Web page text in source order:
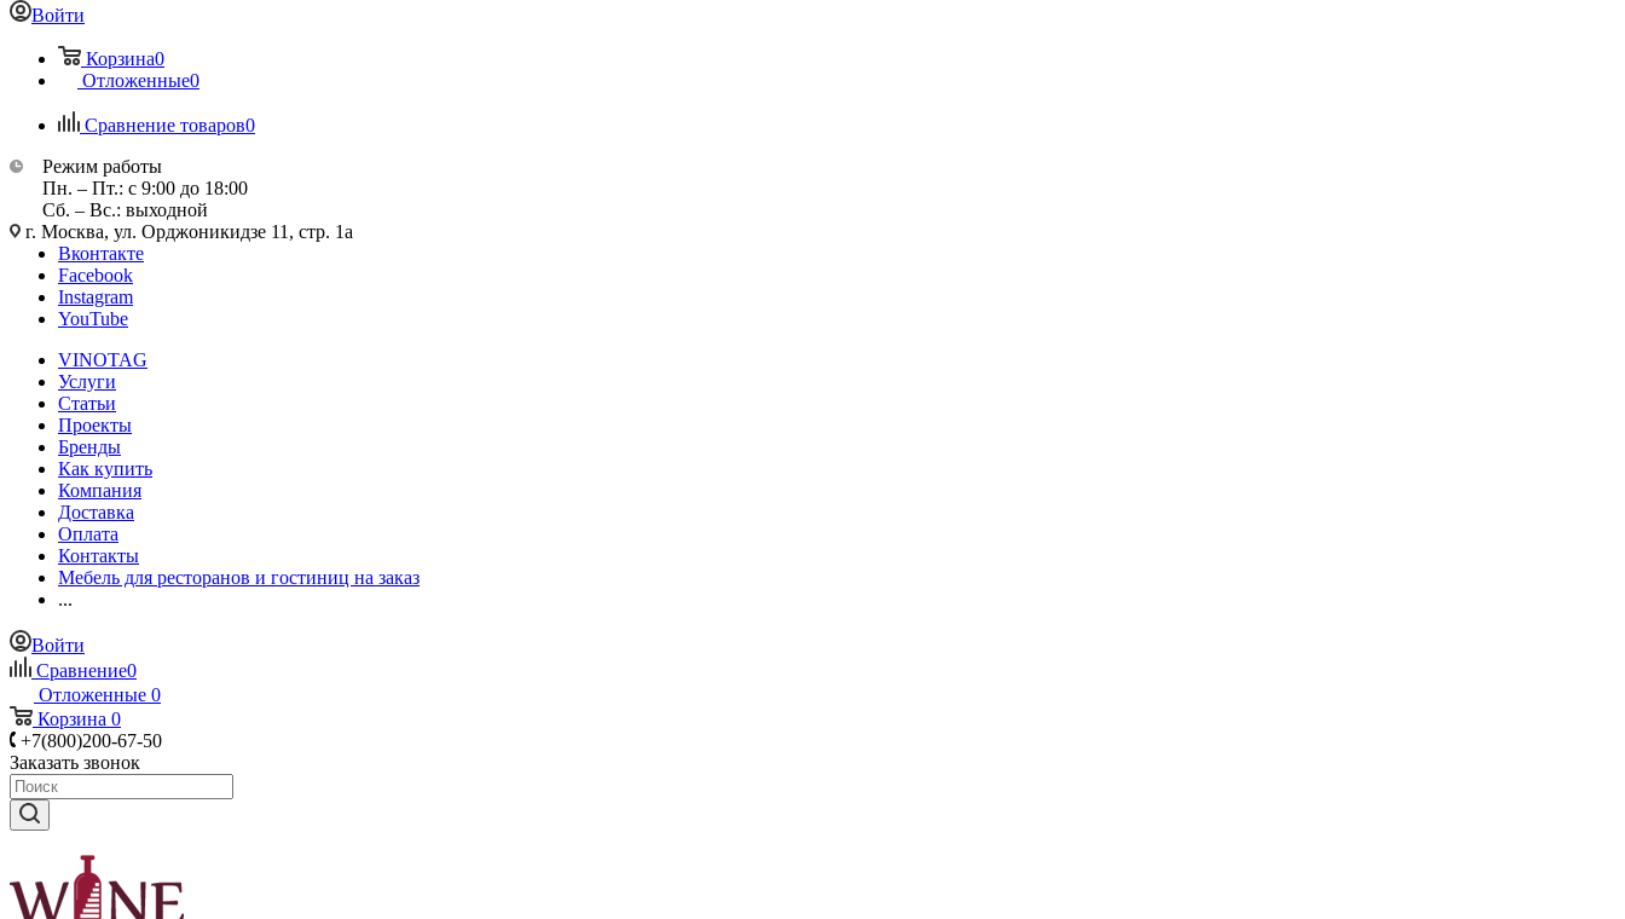
Войти
Корзина0
Отложенные0
Сравнение товаров0
Режим работы
Пн. – Пт.: с 9:00 до 18:00
Сб. – Вс.: выходной
г. Москва, ул. Орджоникидзе 11, стр. 1а
Вконтакте
Facebook
Instagram
YouTube
VINOTAG
Услуги
Статьи
Проекты
Бренды
Как купить
Компания
Доставка
Оплата
Контакты
Мебель для ресторанов и гостиниц на заказ
...
Войти
Сравнение0
Отложенные 0
Корзина 0
+7(800)200-67-50
Заказать звонок